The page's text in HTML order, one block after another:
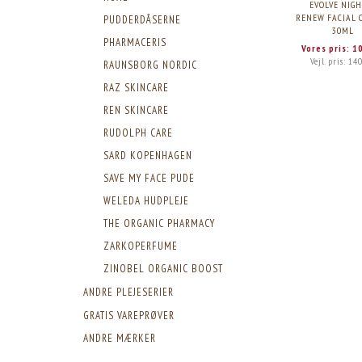
PUDDERDÅSERNE
PHARMACERIS
RAUNSBORG NORDIC
RAZ SKINCARE
REN SKINCARE
RUDOLPH CARE
SARD KOPENHAGEN
SAVE MY FACE PUDE
WELEDA HUDPLEJE
THE ORGANIC PHARMACY
ZARKOPERFUME
ZINOBEL ORGANIC BOOST
ANDRE PLEJESERIER
GRATIS VAREPRØVER
ANDRE MÆRKER
EVOLVE
RENEW FACIAL
30ML
Vores pris:
Vejl. pris: